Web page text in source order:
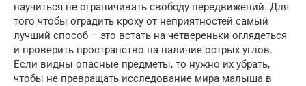
научиться не ограничивать свободу передвижений. Для
того чтобы оградить кроху от неприятностей самый
лучший способ – это встать на четвереньки оглядеться
и проверить пространство на наличие острых углов.
Если видны опасные предметы, то нужно их убрать,
чтобы не превращать исследование мира малыша в